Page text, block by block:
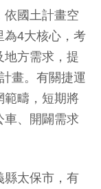
依國土計畫空
為4大核心，考
地方需求，提
畫。有關捷運
範疇，短期將
車、開闢需求
縣太保市，有